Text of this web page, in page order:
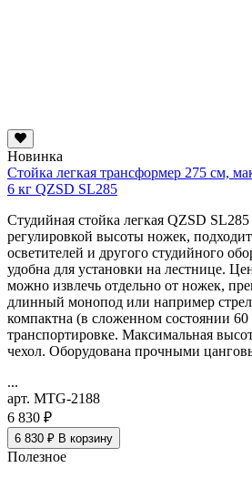
Новинка
Стойка легкая трансформер 275 см,
6 кг QZSD SL285
Студийная стойка легкая QZSD
регулировкой высоты ножек,
осветителей и другого студийного
удобна для установки на лестнице.
можно извлечь отдельно от ножек,
длинный монопод или например
компактна (в сложенном состоянии 60
транспортировке. Максимальная
чехол. Оборудована прочными
...
арт. MTG-2188
6 830 ₽
6 830 ₽ В корзину
Полезное